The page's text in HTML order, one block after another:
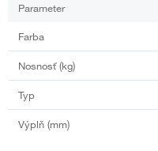
Parameter
Farba
Nosnosť (kg)
Typ
Výplň (mm)